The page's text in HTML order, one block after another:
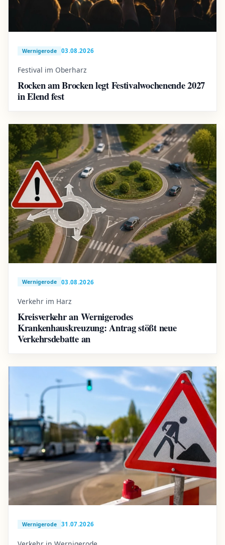
Wernigerode 03.08.2026
Festival im Oberharz
Rocken am Brocken legt Festivalwochenende 2027
in Elend fest
Wernigerode 03.08.2026
Verkehr im Harz
Kreisverkehr an Wernigerodes
Krankenhauskreuzung: Antrag stößt neue
Verkehrsdebatte an
Wernigerode 31.07.2026